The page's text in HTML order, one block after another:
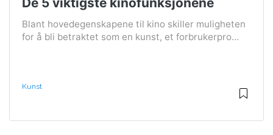
Blant hovedegenskapene til kino skiller muligheten
for å bli betraktet som en kunst, et forbrukerpro...
Kunst